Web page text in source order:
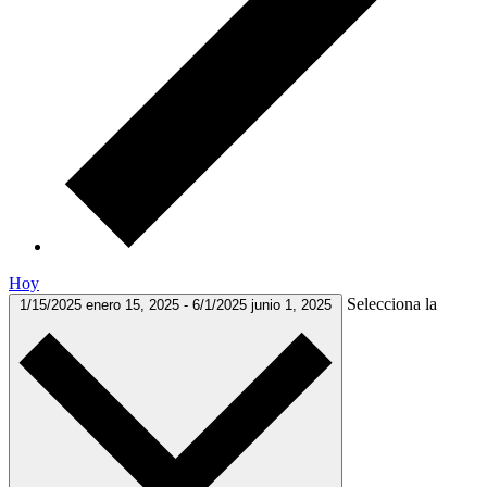
Hoy
1/15/2025 enero 15, 2025 - 6/1/2025 junio 1, 2025 Selecciona la